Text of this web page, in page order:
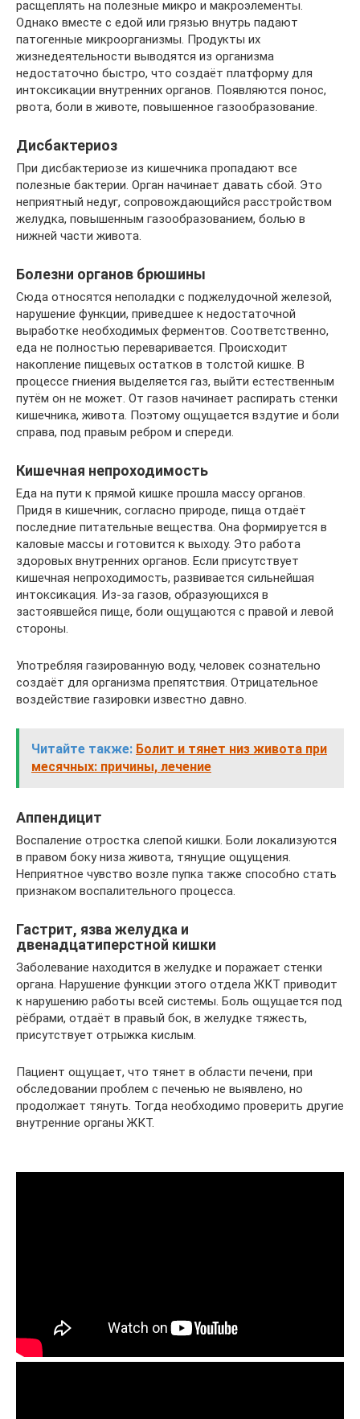
расщеплять на полезные микро и макроэлементы.
Однако вместе с едой или грязью внутрь падают
патогенные микроорганизмы. Продукты их
жизнедеятельности выводятся из организма
недостаточно быстро, что создаёт платформу для
интоксикации внутренних органов. Появляются понос,
рвота, боли в животе, повышенное газообразование.
Дисбактериоз
При дисбактериозе из кишечника пропадают все
полезные бактерии. Орган начинает давать сбой. Это
неприятный недуг, сопровождающийся расстройством
желудка, повышенным газообразованием, болью в
нижней части живота.
Болезни органов брюшины
Сюда относятся неполадки с поджелудочной железой,
нарушение функции, приведшее к недостаточной
выработке необходимых ферментов. Соответственно,
еда не полностью переваривается. Происходит
накопление пищевых остатков в толстой кишке. В
процессе гниения выделяется газ, выйти естественным
путём он не может. От газов начинает распирать стенки
кишечника, живота. Поэтому ощущается вздутие и боли
справа, под правым ребром и спереди.
Кишечная непроходимость
Еда на пути к прямой кишке прошла массу органов.
Придя в кишечник, согласно природе, пища отдаёт
последние питательные вещества. Она формируется в
каловые массы и готовится к выходу. Это работа
здоровых внутренних органов. Если присутствует
кишечная непроходимость, развивается сильнейшая
интоксикация. Из-за газов, образующихся в
застоявшейся пище, боли ощущаются с правой и левой
стороны.
Употребляя газированную воду, человек сознательно
создаёт для организма препятствия. Отрицательное
воздействие газировки известно давно.
Читайте также: Болит и тянет низ живота при
месячных: причины, лечение
Аппендицит
Воспаление отростка слепой кишки. Боли локализуются
в правом боку низа живота, тянущие ощущения.
Неприятное чувство возле пупка также способно стать
признаком воспалительного процесса.
Гастрит, язва желудка и
двенадцатиперстной кишки
Заболевание находится в желудке и поражает стенки
органа. Нарушение функции этого отдела ЖКТ приводит
к нарушению работы всей системы. Боль ощущается под
рёбрами, отдаёт в правый бок, в желудке тяжесть,
присутствует отрыжка кислым.
Пациент ощущает, что тянет в области печени, при
обследовании проблем с печенью не выявлено, но
продолжает тянуть. Тогда необходимо проверить другие
внутренние органы ЖКТ.